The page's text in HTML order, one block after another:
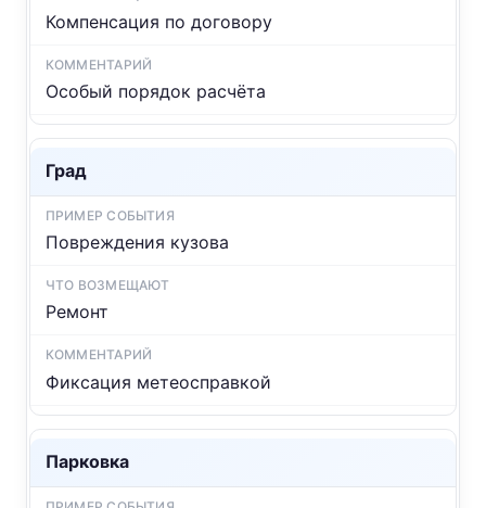
Компенсация по договору
Особый порядок расчёта
Град
Повреждения кузова
Ремонт
Фиксация метеосправкой
Парковка